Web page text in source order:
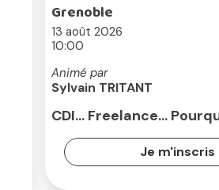
Grenoble
13 août 2026
10:00
Animé par
Sylvain TRITANT
CDI… Freelance…
Je m'inscris